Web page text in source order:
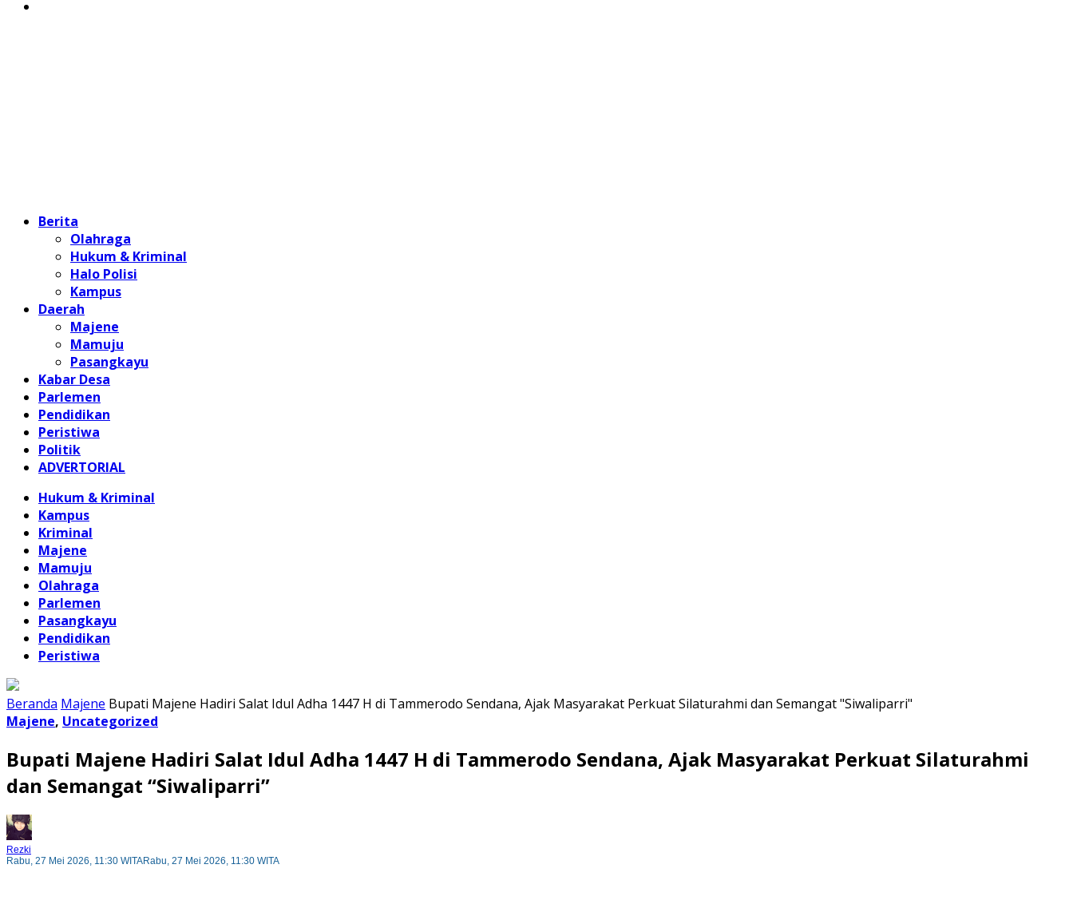
Berita
Olahraga
Hukum & Kriminal
Halo Polisi
Kampus
Daerah
Majene
Mamuju
Pasangkayu
Kabar Desa
Parlemen
Pendidikan
Peristiwa
Politik
ADVERTORIAL
Hukum & Kriminal
Kampus
Kriminal
Majene
Mamuju
Olahraga
Parlemen
Pasangkayu
Pendidikan
Peristiwa
Beranda Majene Bupati Majene Hadiri Salat Idul Adha 1447 H di Tammerodo Sendana, Ajak Masyarakat Perkuat Silaturahmi dan Semangat "Siwaliparri"
Majene, Uncategorized
Bupati Majene Hadiri Salat Idul Adha 1447 H di Tammerodo Sendana, Ajak Masyarakat Perkuat Silaturahmi
dan Semangat “Siwaliparri”
Rezki
Rabu, 27 Mei 2026, 11:30 WITARabu, 27 Mei 2026, 11:30 WITA